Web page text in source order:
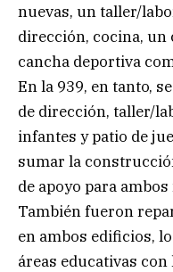
nuevas, un taller/
dirección, cocina,
cancha deportiva
En la 939, en tanto,
de dirección, taller/
infantes y patio de
sumar la
de apoyo para
También fueron
en ambos edificios,
áreas educativas